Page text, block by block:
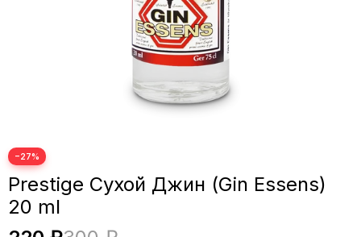
−27%
Prestige Сухой Джин (Gin Essens)
20 ml